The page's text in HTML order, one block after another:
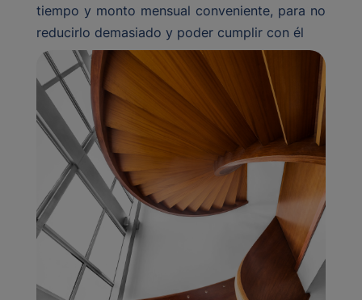
tiempo y monto mensual conveniente, para no
reducirlo demasiado y poder cumplir con él